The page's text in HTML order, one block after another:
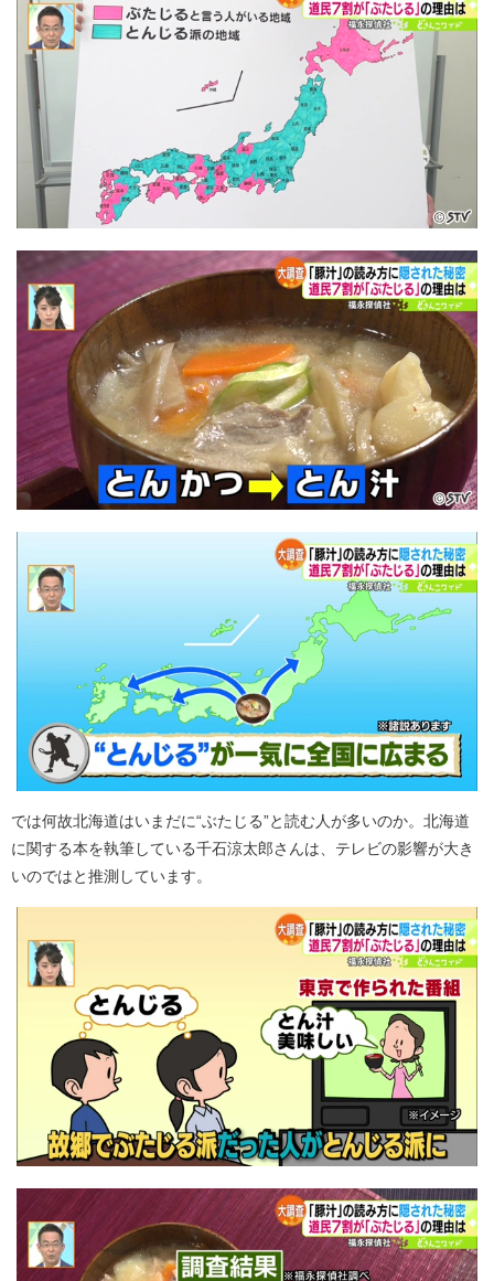
では何故北海道はいまだに“ぶたじる”と読む人が多いのか。北海道
に関する本を執筆している千石涼太郎さんは、テレビの影響が大き
いのではと推測しています。